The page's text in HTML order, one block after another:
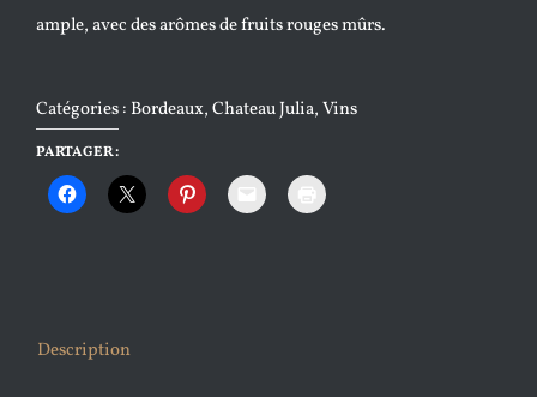
ample, avec des arômes de fruits rouges mûrs.
Catégories : Bordeaux,Chateau Julia,Vins
PARTAGER :
Description